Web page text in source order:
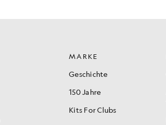
MARKE
Geschichte
150 Jahre
Kits For Clubs